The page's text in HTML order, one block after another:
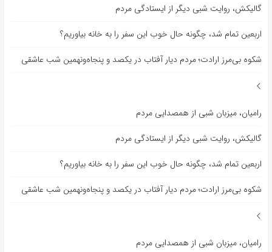
گالیکش، روایت شبی دیگر از ایستادگی مردم
اربعین تمام شد، چگونه حال خوب این سفر را به خانه بیاوریم؟
شکوه بی‌مرز ارادت؛ مردم دیار آفتاب در یکصد و پنجاه‌ونهمین شب عاشقی
رامیان، میزبان شبی از همصدایی مردم
گالیکش، روایت شبی دیگر از ایستادگی مردم
اربعین تمام شد، چگونه حال خوب این سفر را به خانه بیاوریم؟
شکوه بی‌مرز ارادت؛ مردم دیار آفتاب در یکصد و پنجاه‌ونهمین شب عاشقی
رامیان، میزبان شبی از همصدایی مردم